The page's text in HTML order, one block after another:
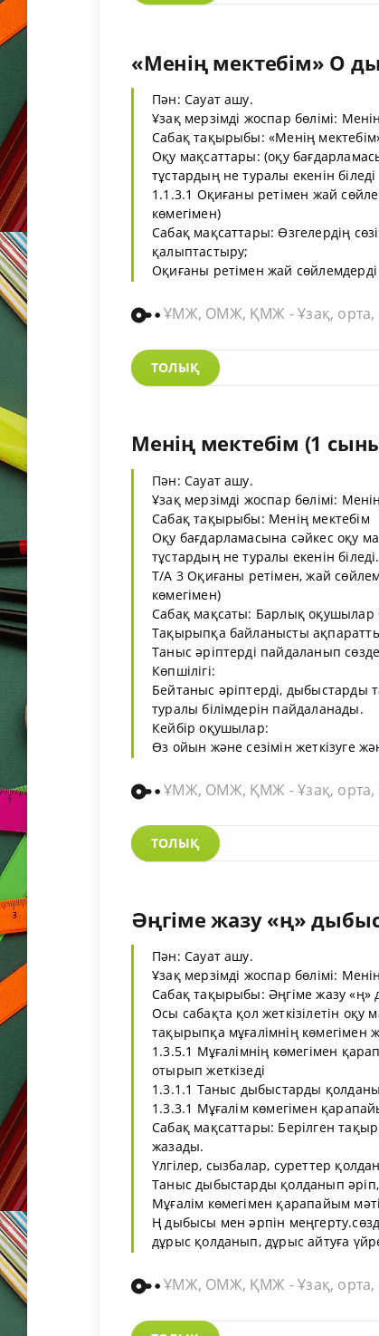
«Менің мектебім» О
Пән: Сауат ашу.
Ұзақ мерзімді жоспар бөлімі:
Сабақ тақырыбы: «Менің
Оқу мақсаттары: (оқу
тұстардың не туралы екенін біледі
1.1.3.1 Оқиғаны ретімен жай
көмегімен)
Сабақ мақсаттары: Өзгелердің
қалыптастыру;
Оқиғаны ретімен жай
ҰМЖ, ОМЖ, ҚМЖ - Ұзақ, орта,
ТОЛЫҚ
Менің мектебім (1
Пән: Сауат ашу.
Ұзақ мерзімді жоспар бөлімі:
Сабақ тақырыбы: Менің мектебім
Оқу бағдарламасына сәйкес оқу
тұстардың не туралы екенін біледі.
Т/А 3 Оқиғаны ретімен, жай
көмегімен)
Сабақ мақсаты: Барлық оқушылар
Тақырыпқа байланысты
Таныс әріптерді пайдаланып
Көпшілігі:
Бейтаныс әріптерді,
туралы білімдерін пайдаланады.
Кейбір оқушылар:
Өз ойын және сезімін жеткізуге
ҰМЖ, ОМЖ, ҚМЖ - Ұзақ, орта,
ТОЛЫҚ
Әңгіме жазу «ң»
Пән: Сауат ашу.
Ұзақ мерзімді жоспар бөлімі:
Сабақ тақырыбы: Әңгіме жазу «ң»
Осы сабақта қол жеткізілетін оқу
тақырыпқа мұғалімнің
1.3.5.1 Мұғалімнің көмегімен
отырып жеткізеді
1.3.1.1 Таныс дыбыстарды
1.3.3.1 Мұғалім көмегімен
Сабақ мақсаттары: Берілген
жазады.
Үлгілер, сызбалар, суреттер
Таныс дыбыстарды қолданып
Мұғалім көмегімен қарапайым
Ң дыбысы мен әрпін
дұрыс қолданып, дұрыс айтуға
ҰМЖ, ОМЖ, ҚМЖ - Ұзақ, орта,